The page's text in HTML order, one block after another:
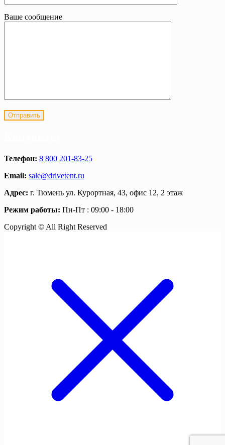
Ваше сообщение
Телефон: 8 800 201-83-25
Email: sale@drivetent.ru
Адрес: г. Тюмень ул. Курортная, 43, офис 12, 2 этаж
Режим работы: Пн-Пт : 09:00 - 18:00
Copyright © All Right Reserved